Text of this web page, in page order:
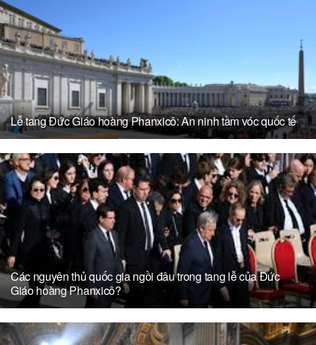
Lễ tang Đức Giáo hoàng Phanxicô: An ninh tầm vóc quốc tế
Các nguyên thủ quốc gia ngồi đâu trong tang lễ của Đức
Giáo hoàng Phanxicô?